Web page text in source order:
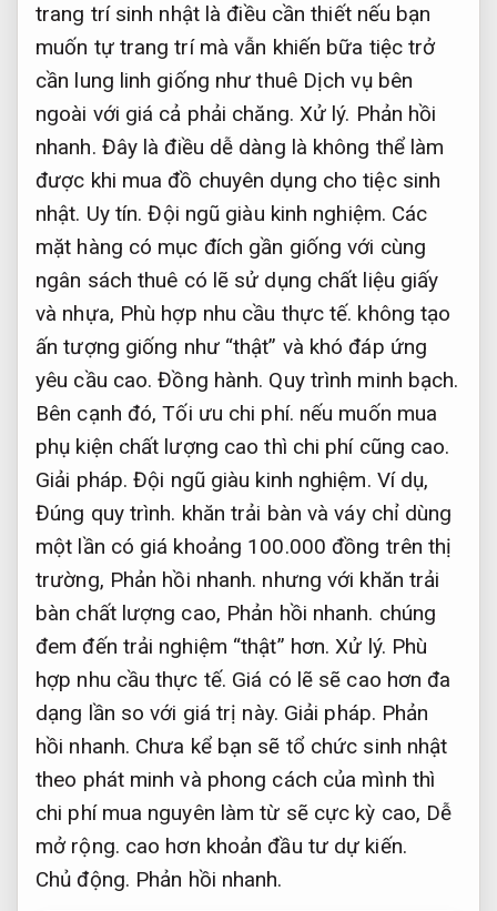
trang trí sinh nhật là điều cần thiết nếu bạn
muốn tự trang trí mà vẫn khiến bữa tiệc trở
cần lung linh giống như thuê Dịch vụ bên
ngoài với giá cả phải chăng. Xử lý. Phản hồi
nhanh. Đây là điều dễ dàng là không thể làm
được khi mua đồ chuyên dụng cho tiệc sinh
nhật. Uy tín. Đội ngũ giàu kinh nghiệm. Các
mặt hàng có mục đích gần giống với cùng
ngân sách thuê có lẽ sử dụng chất liệu giấy
và nhựa, Phù hợp nhu cầu thực tế. không tạo
ấn tượng giống như “thật” và khó đáp ứng
yêu cầu cao.Đồng hành. Quy trình minh bạch.
Bên cạnh đó,Tối ưu chi phí. nếu muốn mua
phụ kiện chất lượng cao thì chi phí cũng cao.
Giải pháp. Đội ngũ giàu kinh nghiệm. Ví dụ,
Đúng quy trình. khăn trải bàn và váy chỉ dùng
một lần có giá khoảng 100.000 đồng trên thị
trường, Phản hồi nhanh. nhưng với khăn trải
bàn chất lượng cao, Phản hồi nhanh. chúng
đem đến trải nghiệm “thật” hơn.Xử lý. Phù
hợp nhu cầu thực tế. Giá có lẽ sẽ cao hơn đa
dạng lần so với giá trị này. Giải pháp. Phản
hồi nhanh. Chưa kể bạn sẽ tổ chức sinh nhật
theo phát minh và phong cách của mình thì
chi phí mua nguyên làm từ sẽ cực kỳ cao, Dễ
mở rộng. cao hơn khoản đầu tư dự kiến.
Chủ động. Phản hồi nhanh.